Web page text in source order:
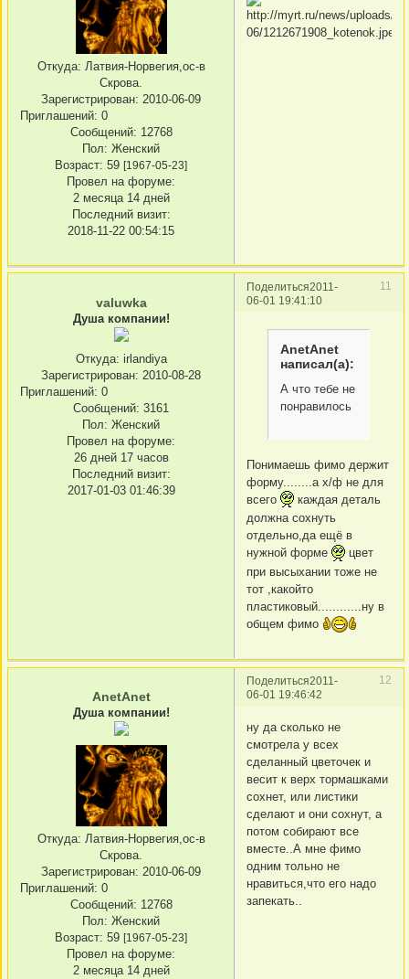
Откуда: Латвия-Норвегия,ос-в
Скрова.
Зарегистрирован: 2010-06-09
Приглашений: 0
Сообщений: 12768
Пол: Женский
Возраст: 59 [1967-05-23]
Провел на форуме:
2 месяца 14 дней
Последний визит:
2018-11-22 00:54:15
Поделиться 11
2011-
06-01 19:41:10
valuwka
Душа компании!
Откуда: irlandiya
Зарегистрирован: 2010-08-28
Приглашений: 0
Сообщений: 3161
Пол: Женский
Провел на форуме:
26 дней 17 часов
Последний визит:
2017-01-03 01:46:39
AnetAnet
написал(а):
А что тебе не
понравилось
Понимаешь фимо держит
форму........а х/ф не для
всего
каждая деталь
дoлжна сохнуть
отдельно,да ещё в
нужной форме
цвет
при высыхании тоже не
тот ,какойто
пластиковый............ну в
общем фимо
Поделиться 12
2011-
06-01 19:46:42
AnetAnet
Душа компании!
Откуда: Латвия-Норвегия,ос-в
Скрова.
Зарегистрирован: 2010-06-09
Приглашений: 0
Сообщений: 12768
Пол: Женский
Возраст: 59 [1967-05-23]
Провел на форуме:
2 месяца 14 дней
ну да сколько не
смотрела у всех
сделанный цветочек и
весит к верх тормашками
сохнет, или листики
сделают и они сохнут, а
потом собирают все
вместе..А мне фимо
одним тольно не
нравиться,что его надо
запекать..